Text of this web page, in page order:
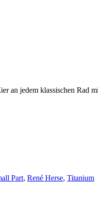
an jedem klassischen Rad
Part, René Herse, Titanium